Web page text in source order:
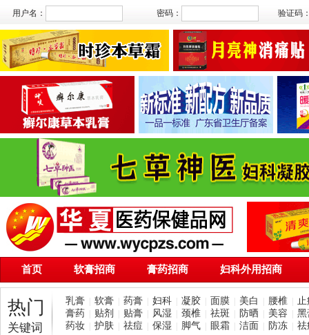
用户名： 密码： 验证码
首页 软膏招商 膏药招商 妇科外用招商
热门
关键词
乳膏 软膏 药膏 妇科 凝胶 面膜 美白 腰椎
止
膏药
贴剂 贴膏 风湿 颈椎 祛斑 防晒 美容
黑
药妆
护肤 祛痘 保湿 脚气 眼霜 洁面 防冻 祛